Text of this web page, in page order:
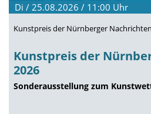
Di / 25.08.2026 / 11:00 Uhr
Kunstpreis der Nürnberger
Kunstpreis der
2026
Sonderausstellung zum